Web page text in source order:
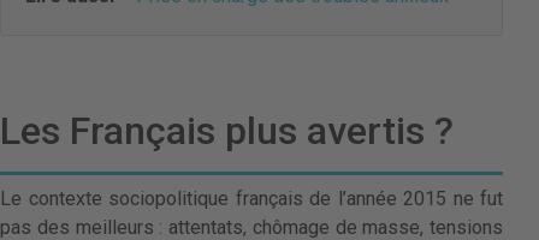
Les Français plus avertis ?
Le contexte sociopolitique français de l’année 2015 ne fut
pas des meilleurs : attentats, chômage de masse, tensions